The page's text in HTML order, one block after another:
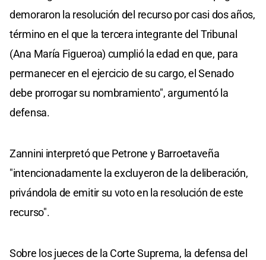
demoraron la resolución del recurso por casi dos años,
término en el que la tercera integrante del Tribunal
(Ana María Figueroa) cumplió la edad en que, para
permanecer en el ejercicio de su cargo, el Senado
debe prorrogar su nombramiento", argumentó la
defensa.
Zannini interpretó que Petrone y Barroetaveña
"intencionadamente la excluyeron de la deliberación,
privándola de emitir su voto en la resolución de este
recurso".
Sobre los jueces de la Corte Suprema, la defensa del